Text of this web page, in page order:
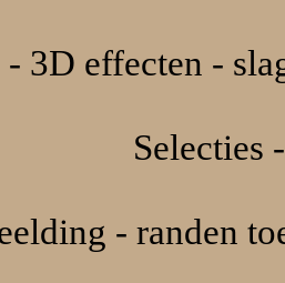
- 3D effecten -
Selecties
- randen